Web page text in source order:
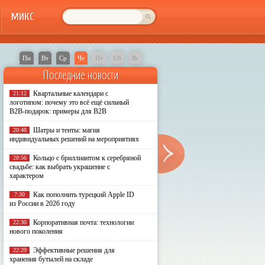
МИКС
Пн Вт Ср Чт Пт Сб Вс
Последние новости
21:12
Квартальные календари с
логотипом: почему это всё ещё сильный
B2B-подарок: примеры для B2B
20:48
Шатры и тенты: магия
индивидуальных решений на мероприятиях
20:56
Кольцо с бриллиантом к серебряной
свадьбе: как выбрать украшение с
характером
7:30
Как пополнить турецкий Apple ID
из России в 2026 году
22:30
Корпоративная почта: технологии
нового поколения
22:29
Эффективные решения для
хранения бутылей на складе